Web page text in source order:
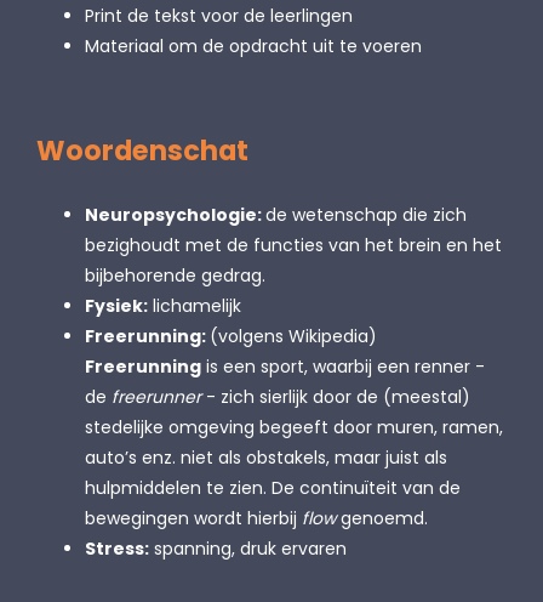
Print de tekst voor de leerlingen
Materiaal om de opdracht uit te voeren
Woordenschat
Neuropsychologie:de wetenschap die zich
bezighoudt met de functies van het brein en het
bijbehorende gedrag.
Fysiek: lichamelijk
Freerunning: (volgens Wikipedia)
Freerunning is een sport, waarbij een renner -
de freerunner- zich sierlijk door de (meestal)
stedelijke omgeving begeeft door muren, ramen,
auto’s enz. niet als obstakels, maar juist als
hulpmiddelen te zien. De continuïteit van de
bewegingen wordt hierbij flowgenoemd.
Stress: spanning, druk ervaren